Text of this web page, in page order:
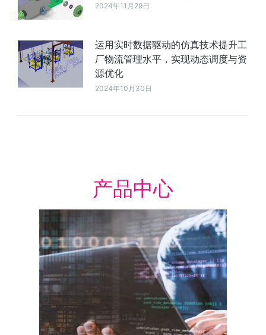
2024年11月29日
运用实时数据驱动的仿真技术提升工
厂物流管理水平，实现动态调度与资
源优化
2024年10月30日
产品中心